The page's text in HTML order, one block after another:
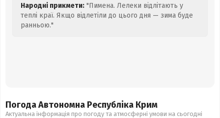
Народні прикмети: "Пимена. Лелеки відлітають у
теплі краї. Якщо відлетіли до цього дня — зима буде
ранньою."
Погода Автономна Республіка Крим
Актуальна інформація про погоду та атмосферні умови на сьогодні